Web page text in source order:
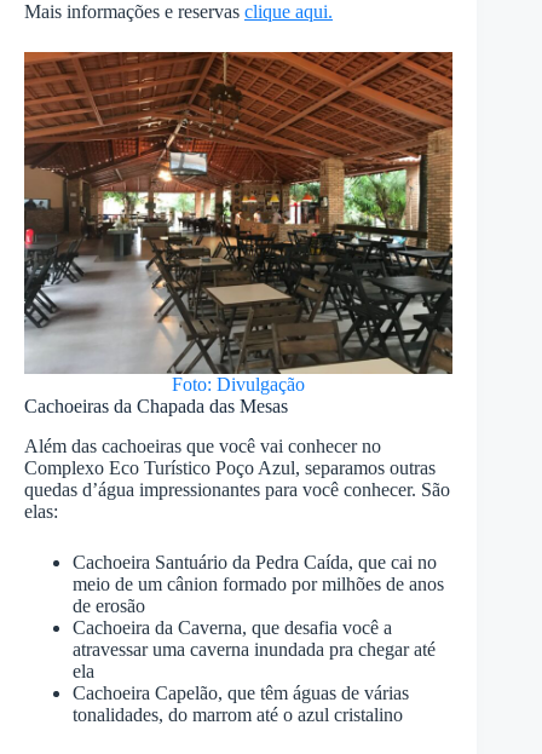
Mais informações e reservas clique aqui.
Foto: Divulgação
Cachoeiras da Chapada das Mesas
Além das cachoeiras que você vai conhecer no
Complexo Eco Turístico Poço Azul, separamos outras
quedas d’água impressionantes para você conhecer. São
elas:
Cachoeira Santuário da Pedra Caída, que cai no
meio de um cânion formado por milhões de anos
de erosão
Cachoeira da Caverna, que desafia você a
atravessar uma caverna inundada pra chegar até
ela
Cachoeira Capelão, que têm águas de várias
tonalidades, do marrom até o azul cristalino